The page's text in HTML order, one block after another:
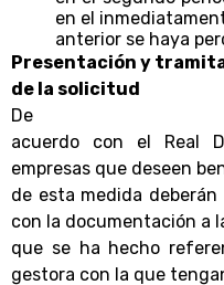
en el
anterior se haya
Presentación y
de la solicitud
De
acuerdo con el Real
empresas que deseen
de esta medida
con la documentación a
que se ha hecho
gestora con la que